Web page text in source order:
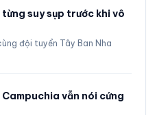
suy sụp trước khi vô
đội tuyển Tây Ban Nha
Campuchia vẫn nói cứng